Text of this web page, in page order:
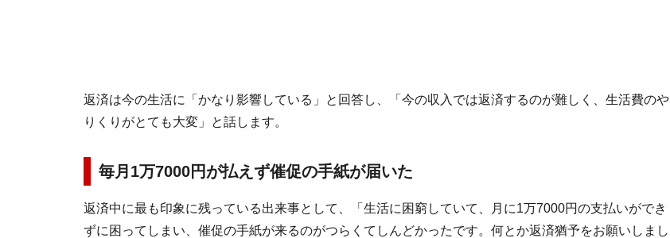
返済は今の生活に「かなり影響している」と回答し、「今の収入では返済するのが難しく、生活費のや
りくりがとても大変」と話します。
毎月1万7000円が払えず催促の手紙が届いた
返済中に最も印象に残っている出来事として、「生活に困窮していて、月に1万7000円の支払いができ
ずに困ってしまい、催促の手紙が来るのがつらくてしんどかったです。何とか返済猶予をお願いしまし